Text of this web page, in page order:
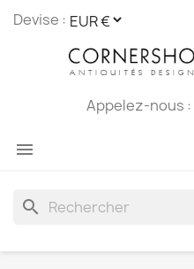
Devise :
Appelez-nous :

search